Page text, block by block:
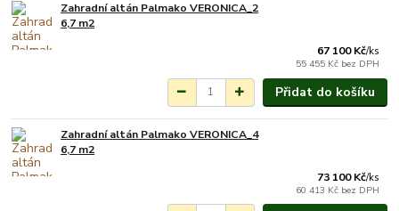
Zahradní altán Palmako VERONICA_2
6,7 m2
67 100 Kč/ks
55 455 Kč bez DPH
Přidat do košíku
Zahradní altán Palmako VERONICA_4
6,7 m2
73 100 Kč/ks
60 413 Kč bez DPH